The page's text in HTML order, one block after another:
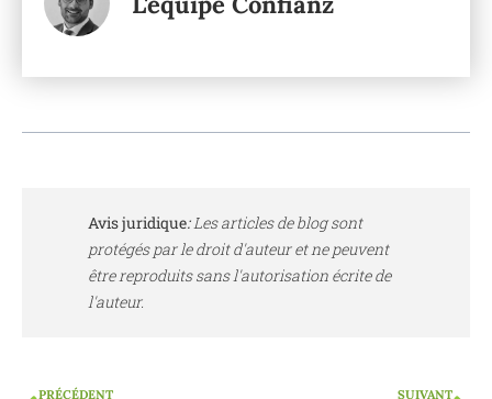
Avis juridique:Les articles de blog sont
protégés par le droit d'auteur et ne peuvent
être reproduits sans l'autorisation écrite de
l'auteur.
PRÉCÉDENT SUIVANT